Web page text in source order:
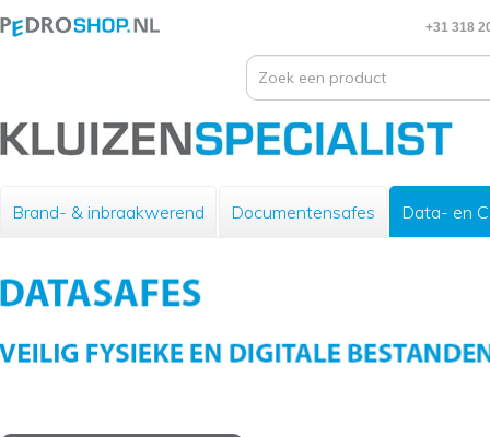
+31 318
Brand- & inbraakwerend Documentensafes Data- en